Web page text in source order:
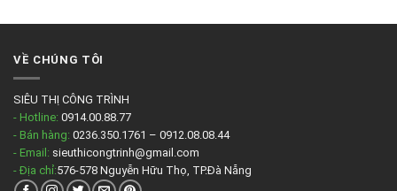
VỀ CHÚNG TÔI
SIÊU THỊ CÔNG TRÌNH
- Hotline: 0914.00.88.77
- Bán hàng: 0236.350.1761 – 0912.08.08.44
- Email: sieuthicongtrinh@gmail.com
- Địa chỉ:576-578 Nguyễn Hữu Thọ, TP.Đà Nẵng